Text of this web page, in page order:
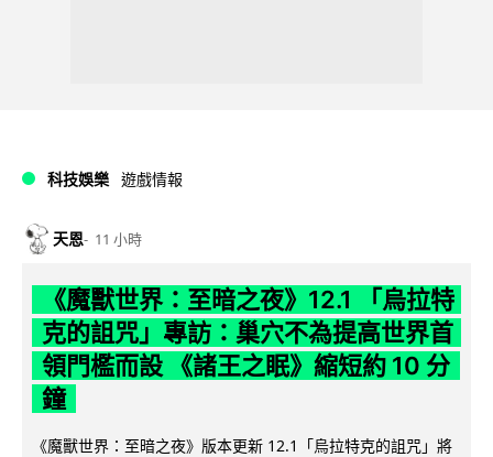
科技娛樂 遊戲情報
天恩 11 小時
《魔獸世界：至暗之夜》12.1 「烏拉特
克的詛咒」專訪：巢穴不為提高世界首
領門檻而設 《諸王之眠》縮短約 10 分
鐘
《魔獸世界：至暗之夜》版本更新 12.1「烏拉特克的詛咒」將